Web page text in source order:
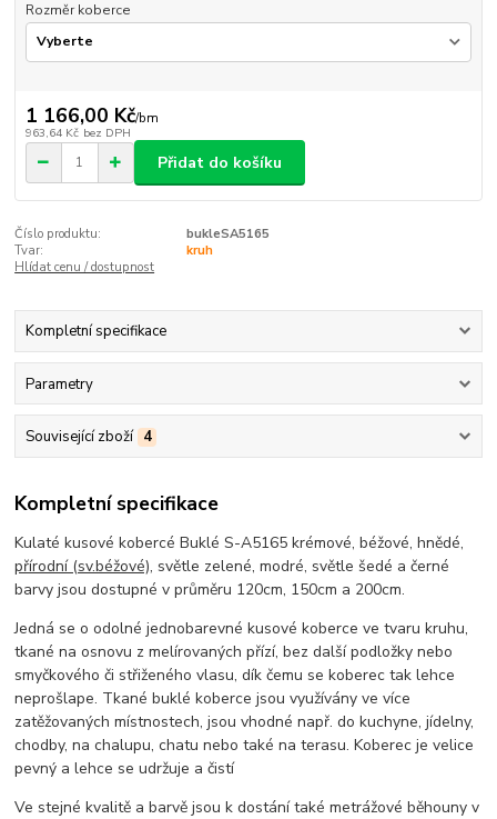
Rozměr koberce
1 166,00 Kč/bm
963,64 Kč bez DPH
Přidat do košíku
Číslo produktu:
bukleSA5165
Tvar:
kruh
Hlídat cenu / dostupnost
Kompletní specifikace
Parametry
Související zboží 4
Kompletní specifikace
Kulaté kusové kobercé Buklé S-A5165 krémové, béžové, hnědé,
přírodní (sv.béžové), světle zelené, modré, světle šedé a černé
barvy jsou dostupné v průměru 120cm, 150cm a 200cm.
Jedná se o odolné jednobarevné kusové koberce ve tvaru kruhu,
tkané na osnovu z melírovaných přízí, bez další podložky nebo
smyčkového či střiženého vlasu, dík čemu se koberec tak lehce
neprošlape. Tkané buklé koberce jsou využívány ve více
zatěžovaných místnostech, jsou vhodné např. do kuchyne, jídelny,
chodby, na chalupu, chatu nebo také na terasu. Koberec je velice
pevný a lehce se udržuje a čistí
Ve stejné kvalitě a barvě jsou k dostání také metrážové běhouny v